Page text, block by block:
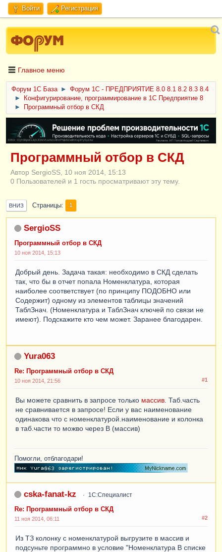
Войти Регистрация
Главное меню
Форум 1C База ►
Форум 1С - ПРЕДПРИЯТИЕ 8.0 8.1 8.2 8.3 8.4
►
Конфигурирование, программирование в 1С Предприятие 8
►
Программный отбор в СКД
ERID: CQH36pWzJqVJD4xVLsnhcU4hVPNjkBZe8KKxjJiYySyZAz
Программный отбор в СКД
Автор SergioSS, 10 ноя 2014, 15:13
0 Пользователей и 1 гость просматривают эту тему.
ВНИЗ Страницы 1
SergioSS
Программный отбор в СКД
10 ноя 2014, 15:13
Добрый день. Задача такая: необходимо в СКД сделать
так, что бы в отчет попала Номенклатура, которая
наиболее соответствует (по принципу ПОДОБНО или
Содержит) одному из элементов таблицы значений
ТаблЗнач. (Номенклатура и ТаблЗнач ключей по связи не
имеют). Подскажите кто чем может. Заранее благодарен.
Yura063
Re: Программный отбор в СКД
#1
10 ноя 2014, 21:56
Вы можете сравнить в запросе только массив . Таб.часть
не сравнивается в запросе! Если у вас наименование
одинакова что с номенклатурой.наименование и колонка
в таб.части то можво через В (массив)
Помогли, отблагодари!
cska-fanat-kz 1С:Специалист
Re: Программный отбор в СКД
#2
11 ноя 2014, 06:11
Из ТЗ колонку с номенклатурой выгрузите в массив и
подсуньте программно в условие "Номенклатура В списке